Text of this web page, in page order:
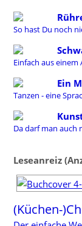
So hast Du noch
Einfach aus einem
Ein
Tanzen - eine
Da darf man auch
Leseanreiz
(Küchen-